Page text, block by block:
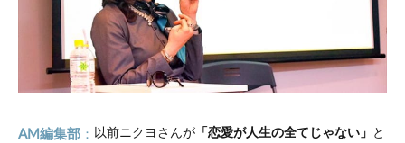
AM編集部 以前ニクヨさんが 「恋愛が人生の全てじゃない」 と